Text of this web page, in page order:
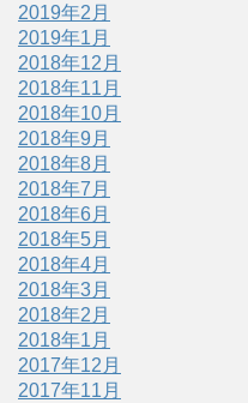
2019年2月
2019年1月
2018年12月
2018年11月
2018年10月
2018年9月
2018年8月
2018年7月
2018年6月
2018年5月
2018年4月
2018年3月
2018年2月
2018年1月
2017年12月
2017年11月